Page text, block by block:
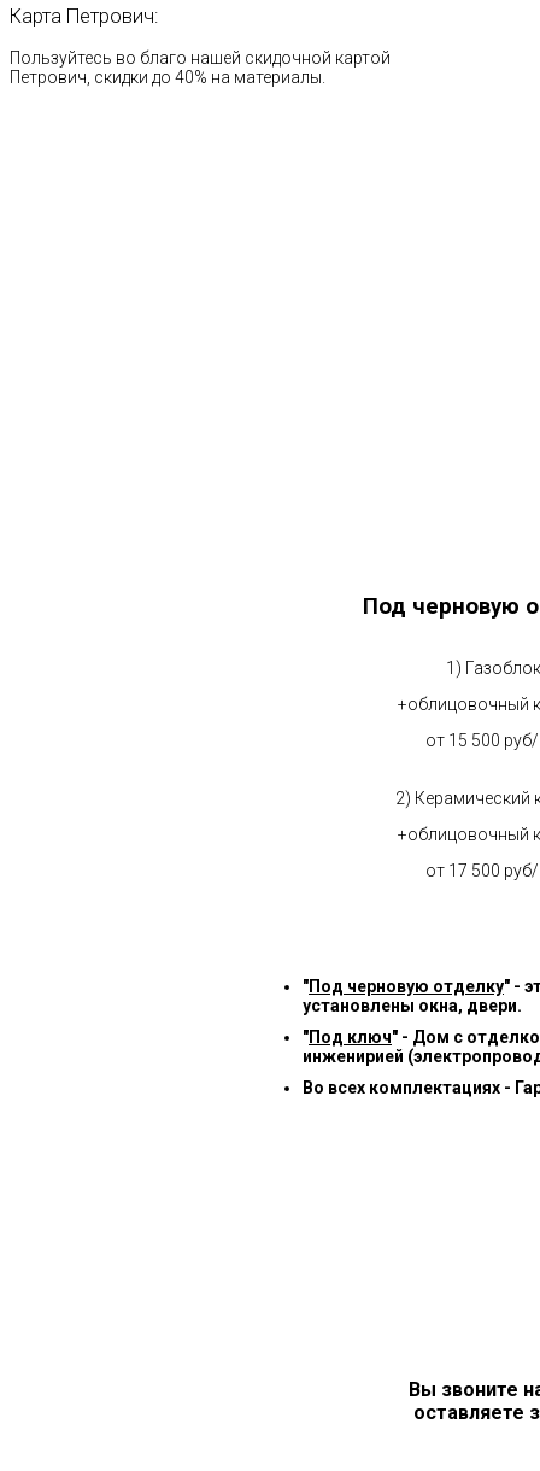
Карта Петрович:
Пользуйтесь во благо нашей скидочной картой
Петрович, скидки до 40% на материалы.
Под черновую
1) Газоблок
+облицовочный
от 15 500
2) Керамический
+облицовочный
от 17 500
"Под черновую отделку" -
установлены окна, двери.
"Под ключ" - Дом с
инженирией
Во всех комплектациях -
Вы звоните
оставляете